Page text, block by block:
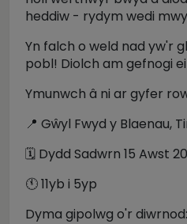
heddiw - rydym wedi
Yn falch o weld nad yw'r
pobl! Diolch am gefnogi
Ymunwch â ni ar gyfer
📍 Gŵyl Fwyd y Blaenau,
🗓️ Dydd Sadwrn 15 Awst
🕚 11yb i 5yp
Dyma gipolwg o'r diwrnod: